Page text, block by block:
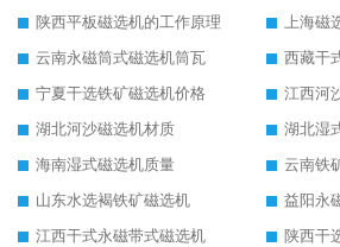
陕西平板磁选机的工作原理
上海磁
云南永磁筒式磁选机筒瓦
西藏干
宁夏干选铁矿磁选机价格
江西河
湖北河沙磁选机材质
湖北湿
海南湿式磁选机质量
云南铁
山东水选褐铁矿磁选机
益阳永
江西干式永磁带式磁选机
陕西干